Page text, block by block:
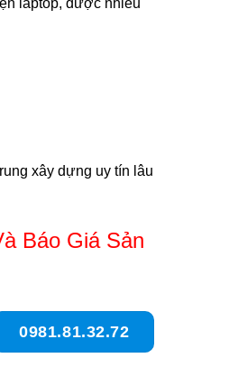
laptop, được nhiều
xây dựng uy tín lâu
Báo Giá Sản
0981.81.32.72